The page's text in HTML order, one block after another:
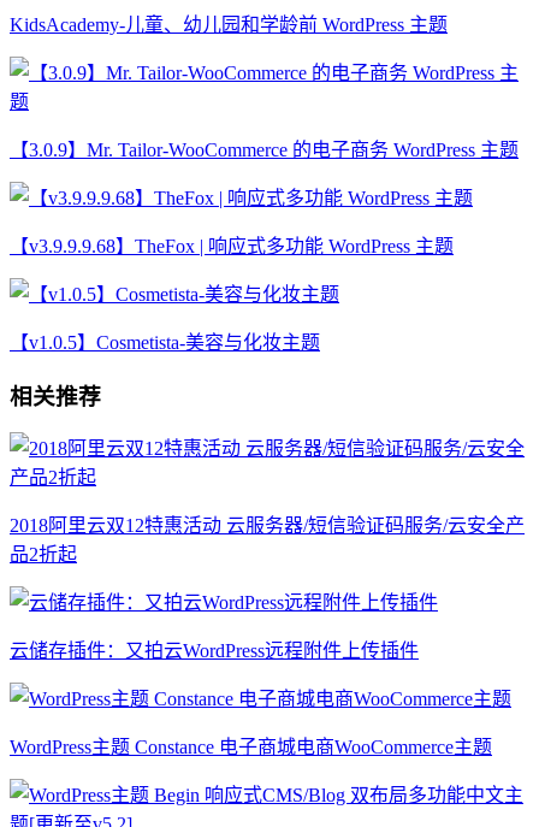
KidsAcademy-儿童、幼儿园和学龄前 WordPress 主题
【3.0.9】Mr. Tailor-WooCommerce 的电子商务 WordPress 主题
【v3.9.9.9.68】TheFox | 响应式多功能 WordPress 主题
【v1.0.5】Cosmetista-美容与化妆主题
相关推荐
2018阿里云双12特惠活动 云服务器/短信验证码服务/云安全产
品2折起
云储存插件：又拍云WordPress远程附件上传插件
WordPress主题 Constance 电子商城电商WooCommerce主题